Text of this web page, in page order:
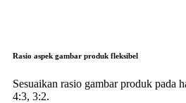
Rasio aspek gambar produk fleksibel
Sesuaikan rasio gambar produk pada
4:3, 3:2.